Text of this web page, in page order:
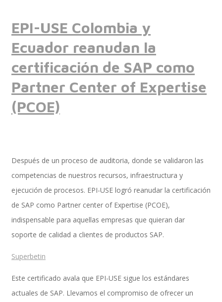
Implementación Nómina Cloud Sap
Learning and Development
Performance and Goals
Recruiting and Onboarding
EPI-USE Colombia y
Ecuador reanudan la
certificación de SAP como
Partner Center of Expertise
(PCOE)
Después de un proceso de auditoria, donde se validaron las
competencias de nuestros recursos, infraestructura y
ejecución de procesos. EPI-USE logró reanudar la certificación
de SAP como Partner center of Expertise (PCOE),
indispensable para aquellas empresas que quieran dar
soporte de calidad a clientes de productos SAP.
Superbetin
Este certificado avala que EPI-USE sigue los estándares
actuales de SAP. Llevamos el compromiso de ofrecer un